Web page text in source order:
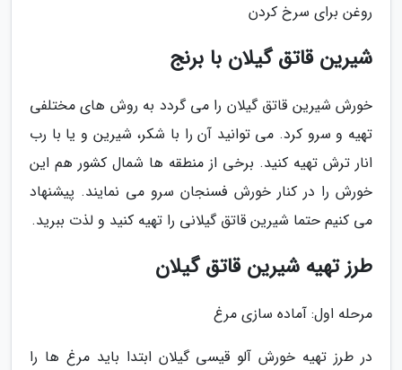
روغن برای سرخ کردن
شیرین قاتق گیلان با برنج
خورش شیرین قاتق گیلان را می گردد به روش های مختلفی
تهیه و سرو کرد. می توانید آن را با شکر، شیرین و یا با رب
انار ترش تهیه کنید. برخی از منطقه ها شمال کشور هم این
خورش را در کنار خورش فسنجان سرو می نمایند. پیشنهاد
می کنیم حتما شیرین قاتق گیلانی را تهیه کنید و لذت ببرید.
طرز تهیه شیرین قاتق گیلان
مرحله اول: آماده سازی مرغ
در طرز تهیه خورش آلو قیسی گیلان ابتدا باید مرغ ها را